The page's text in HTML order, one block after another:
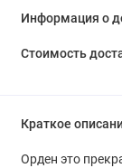
Информация о
Стоимость
Краткое
Орден это